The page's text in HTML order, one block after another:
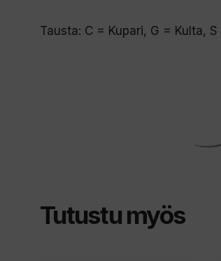
Tausta: C = Kupari, G = Kulta,
Tutustu myös